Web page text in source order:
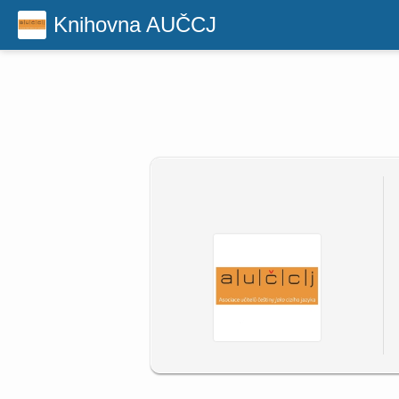
Knihovna AUČCJ